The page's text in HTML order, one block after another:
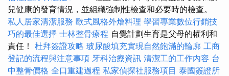
兒健康的發育情況，並組織強制性檢查和必要時的檢查。
私人居家清潔服務 歐式風格外燴料理 學習專業數位行銷技
巧的最佳選擇 士林整骨療程 自覺計劃生育是父母的權利和
責任！ 杜拜簽證攻略 玻尿酸填充實現自然飽滿的輪廓 工商
登記的流程與注意事項 牙科治療資訊 清潔工的工作內容 台
中整骨價格 全口重建過程 私家偵探社服務項目 泰國簽證所